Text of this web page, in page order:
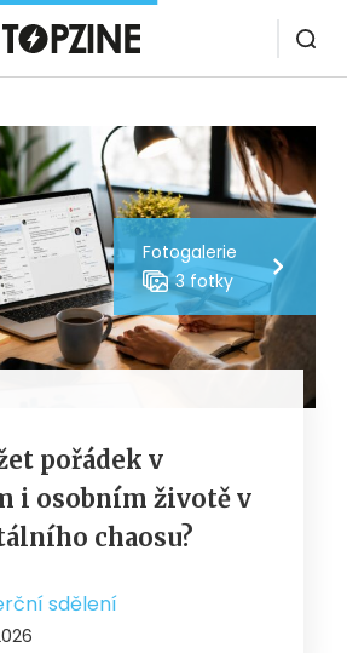
Fotogalerie
3 fotky
pořádek v
i osobním životě v
chaosu?
sdělení